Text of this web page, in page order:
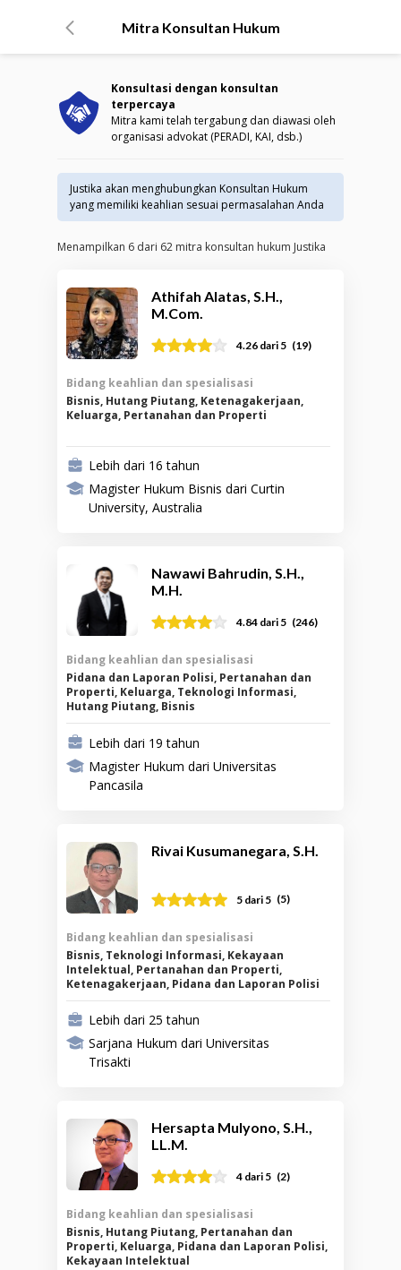
Mitra Konsultan Hukum
Konsultasi dengan konsultan
terpercaya
Mitra kami telah tergabung dan diawasi oleh
organisasi advokat (PERADI, KAI, dsb.)
Justika akan menghubungkan Konsultan Hukum
yang memiliki keahlian sesuai permasalahan Anda
Menampilkan 6 dari 62 mitra konsultan hukum Justika
Athifah Alatas, S.H.,
M.Com.
4.26 dari 5 (19)
Bidang keahlian dan spesialisasi
Bisnis, Hutang Piutang, Ketenagakerjaan,
Keluarga, Pertanahan dan Properti
Lebih dari 16 tahun
Magister Hukum Bisnis dari Curtin
University, Australia
Nawawi Bahrudin, S.H.,
M.H.
4.84 dari 5 (246)
Bidang keahlian dan spesialisasi
Pidana dan Laporan Polisi, Pertanahan dan
Properti, Keluarga, Teknologi Informasi,
Hutang Piutang, Bisnis
Lebih dari 19 tahun
Magister Hukum dari Universitas
Pancasila
Rivai Kusumanegara, S.H.
5 dari 5 (5)
Bidang keahlian dan spesialisasi
Bisnis, Teknologi Informasi, Kekayaan
Intelektual, Pertanahan dan Properti,
Ketenagakerjaan, Pidana dan Laporan Polisi
Lebih dari 25 tahun
Sarjana Hukum dari Universitas
Trisakti
Hersapta Mulyono, S.H.,
LL.M.
4 dari 5 (2)
Bidang keahlian dan spesialisasi
Bisnis, Hutang Piutang, Pertanahan dan
Properti, Keluarga, Pidana dan Laporan Polisi,
Kekayaan Intelektual